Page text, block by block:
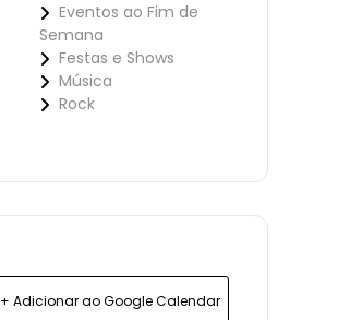
Eventos ao Fim de
Semana
Festas e Shows
Música
Rock
+ Adicionar ao Google Calendar